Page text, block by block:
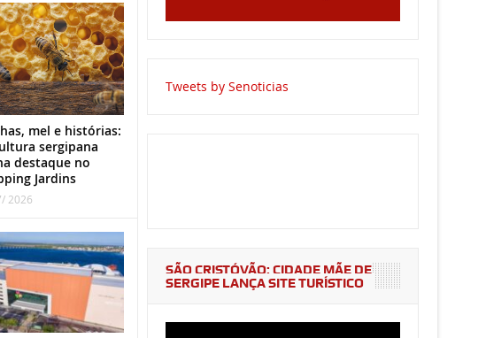
mel e histórias:
sergipana
destaque no
Jardins
2026
Tweets by Senoticias
SÃO CRISTÓVÃO: CIDADE MÃE DE
SERGIPE LANÇA SITE TURÍSTICO